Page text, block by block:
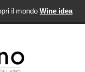
il mondo Wine idea